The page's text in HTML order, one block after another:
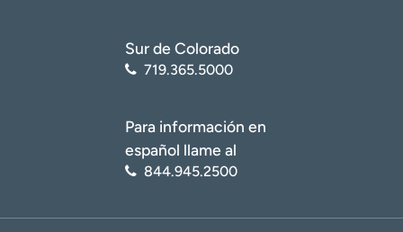
Sur de Colorado
719.365.5000
Para información en
español llame al
844.945.2500